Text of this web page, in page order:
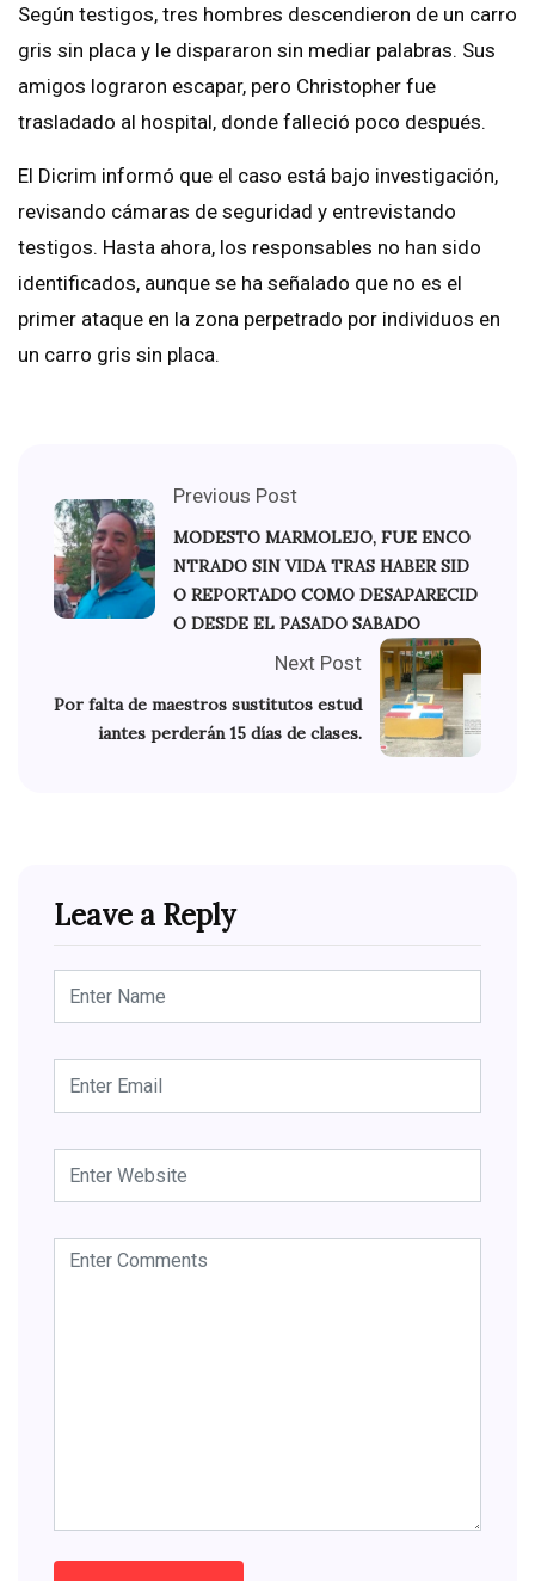
Según testigos, tres hombres descendieron de un carro
gris sin placa y le dispararon sin mediar palabras. Sus
amigos lograron escapar, pero Christopher fue
trasladado al hospital, donde falleció poco después.
El Dicrim informó que el caso está bajo investigación,
revisando cámaras de seguridad y entrevistando
testigos. Hasta ahora, los responsables no han sido
identificados, aunque se ha señalado que no es el
primer ataque en la zona perpetrado por individuos en
un carro gris sin placa.
Previous Post
MODESTO MARMOLEJO, FUE ENCO
NTRADO SIN VIDA TRAS HABER SID
O REPORTADO COMO DESAPARECID
O DESDE EL PASADO SABADO
Next Post
Por falta de maestros sustitutos estud
iantes perderán 15 días de clases.
Leave a Reply